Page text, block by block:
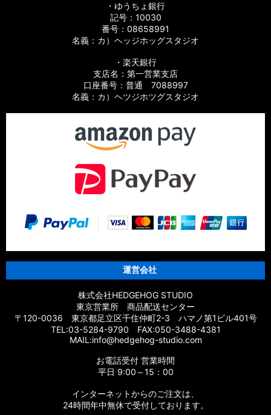
・ゆうちょ銀行
記号：10030
番号：08658991
名義：カ）ヘッジホッグスタジオ
・楽天銀行
支店名：第一営業支店
口座番号：普通 7088997
名義：カ）ヘツジホツグスタジオ
運営会社
株式会社HEDGEHOG STUDIO
東京営業所 商品配送センター
〒120-0036 東京都足立区千住仲町2-3 ハマノ第1ビル401号
TEL:03-5284-9790 FAX:050-3488-4381
MAIL:info@hedgehog-studio.com
お電話受付 営業時間
平日 9:00～15：00
インターネットからのご注文は、
24時間年中無休で受付しております。